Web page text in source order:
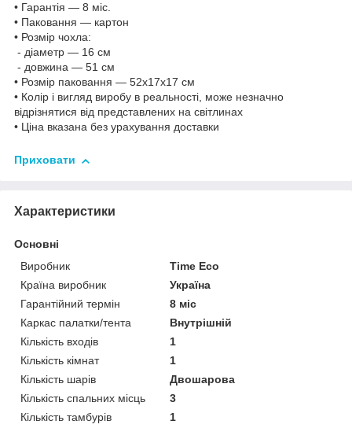
• Гарантія — 8 міс.
• Паковання — картон
• Розмір чохла:
- діаметр — 16 см
- довжина — 51 см
• Розмір паковання — 52х17х17 см
• Колір і вигляд виробу в реальності, може незначно
відрізнятися від представлених на світлинах
• Ціна вказана без урахування доставки
Приховати
Характеристики
Основні
Виробник
Time Eco
Країна виробник
Україна
Гарантійний термін
8 міс
Каркас палатки/тента
Внутрішній
Кількість входів
1
Кількість кімнат
1
Кількість шарів
Двошарова
Кількість спальних місць
3
Кількість тамбурів
1